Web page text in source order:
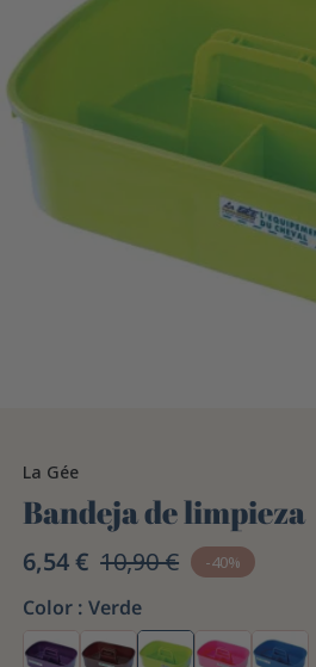
La Gée
Bandeja de limpieza
6,54 € 10,90 € -40%
Color : Verde